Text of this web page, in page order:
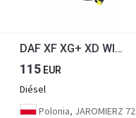
DAF XF XG+ XD WIĄZKA PRZEWODÓW KATALIZATORA 2321479
115EUR
Diésel
Polonia, JAROMIERZ 72